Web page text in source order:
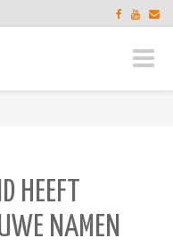
Toggle
HEEFT
NAMEN